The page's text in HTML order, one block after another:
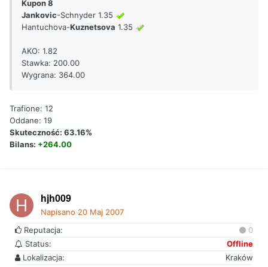
Kupon 8
Jankovic-Schnyder 1.35
Hantuchova-Kuznetsova 1.35
AKO: 1.82
Stawka: 200.00
Wygrana: 364.00
Trafione: 12
Oddane: 19
Skuteczność: 63.16%
Bilans: +264.00
hjh009
Napisano 20 Maj 2007
Reputacja:
0
Status:
Offline
Lokalizacja:
Kraków